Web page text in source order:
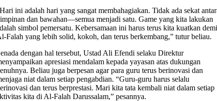
ini adalah hari yang sangat membahagiakan. Tidak ada sekat
dan bawahan—semua menjadi satu. Game yang kita lakukan
simbol pemersatu. Kebersamaan ini harus terus kita kuatkan
Falah yang lebih solid, kokoh, dan terus berkembang,” tutur beliau.
dengan hal tersebut, Ustad Ali Efendi selaku Direktur
apresiasi mendalam kepada yayasan atas dukungan
Beliau juga berpesan agar para guru terus berinovasi dan
niat dalam setiap pengabdian. “Guru-guru harus selalu
dan terus berprestasi. Mari kita tata kembali niat dalam setiap
kita di Al-Falah Darussalam,” pesannya.